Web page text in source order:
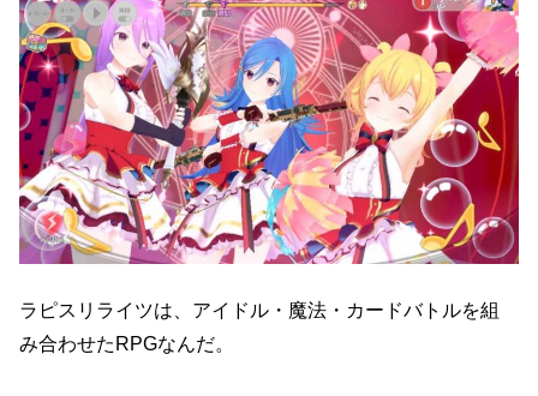
ラピスリライツは、アイドル・魔法・カードバトルを組
み合わせたRPGなんだ。